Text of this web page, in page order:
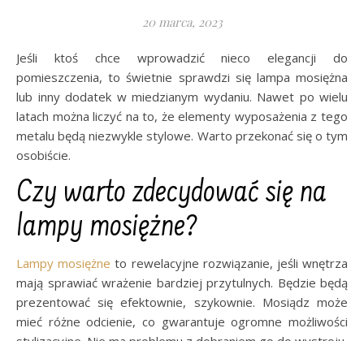
20 marca, 2023
Jeśli ktoś chce wprowadzić nieco elegancji do
pomieszczenia, to świetnie sprawdzi się lampa mosiężna
lub inny dodatek w miedzianym wydaniu. Nawet po wielu
latach można liczyć na to, że elementy wyposażenia z tego
metalu będą niezwykle stylowe. Warto przekonać się o tym
osobiście.
Czy warto zdecydować się na
lampy mosiężne?
Lampy mosiężne to rewelacyjne rozwiązanie, jeśli wnętrza
mają sprawiać wrażenie bardziej przytulnych. Będzie będą
prezentować się efektownie, szykownie. Mosiądz może
mieć różne odcienie, co gwarantuje ogromne możliwości